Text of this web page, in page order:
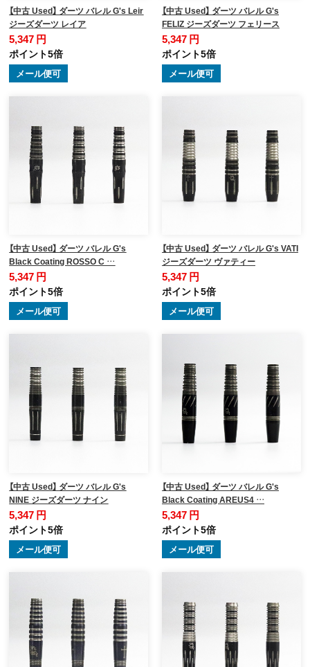
【中古 Used】 ダーツ バレル G's Leir
ジーズダーツ レイア
5,347 円
ポイント5倍
メール便可
【中古 Used】 ダーツ バレル G's
FELIZ ジーズダーツ フェリース
5,347 円
ポイント5倍
メール便可
【中古 Used】 ダーツ バレル G's
Black Coating ROSSO C …
5,347 円
ポイント5倍
メール便可
【中古 Used】 ダーツ バレル G's VATI
ジーズダーツ ヴァティー
5,347 円
ポイント5倍
メール便可
【中古 Used】 ダーツ バレル G's
NINE ジーズダーツ ナイン
5,347 円
ポイント5倍
メール便可
【中古 Used】 ダーツ バレル G's
Black Coating AREUS4 …
5,347 円
ポイント5倍
メール便可